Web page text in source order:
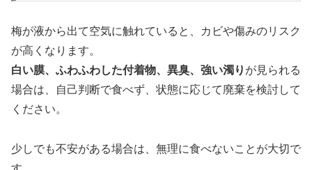
梅が液から出て空気に触れていると、カビや傷みのリスク
が高くなります。
白い膜、ふわふわした付着物、異臭、強い濁り が見られる
場合は、自己判断で食べず、状態に応じて廃棄を検討して
ください。
少しでも不安がある場合は、無理に食べないことが大切で